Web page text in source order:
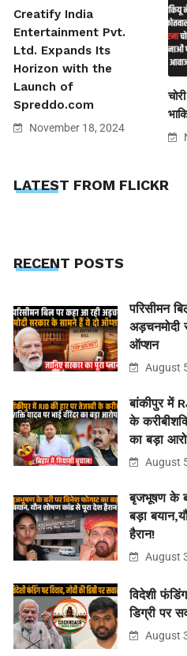
Creatify India
Entertainment Pvt.
Ltd. Expands Its
Horizon with the
Launch of
Spreddo.com
November 18, 2024
LATEST FROM FLICKR
RECENT POSTS
परिसीमन
अड़चनमोदी
ऑप्शन
August
बांकीपुर में
के
का बड़ा
August
बृजभूषण के
बड़ा
हैरान!
August
विदेशी
डिग्री पर
August